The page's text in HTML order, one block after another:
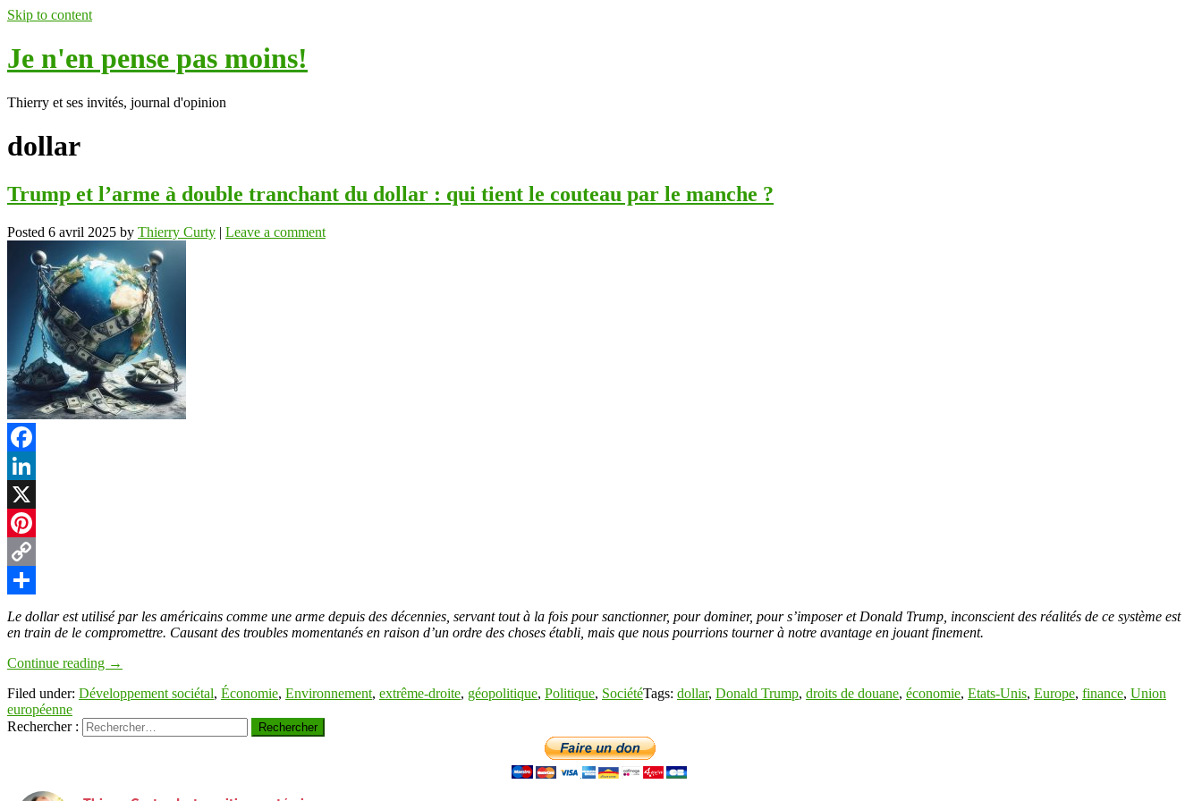
Skip to content
Je n'en pense pas moins!
Thierry et ses invités, journal d'opinion
dollar
Trump et l’arme à double tranchant du dollar : qui tient le couteau par le manche ?
Posted 6 avril 2025 by Thierry Curty | Leave a comment
Facebook
LinkedIn
X
Pinterest
Copy
Link
Partager
Le dollar est utilisé par les américains comme une arme depuis des décennies, servant tout à la fois pour sanctionner, pour dominer, pour s’imposer et Donald Trump, inconscient des réalités de ce système est
en train de le compromettre. Causant des troubles momentanés en raison d’un ordre des choses établi, mais que nous pourrions tourner à notre avantage en jouant finement.
Continue reading →
Filed under: Développement sociétal, Économie, Environnement, extrême-droite, géopolitique, Politique, SociétéTags: dollar, Donald Trump, droits de douane, économie, Etats-Unis, Europe, finance, Union
européenne
Rechercher :